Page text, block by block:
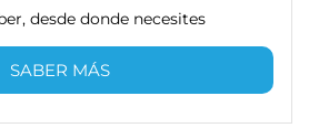
desde donde necesites
SABER MÁS